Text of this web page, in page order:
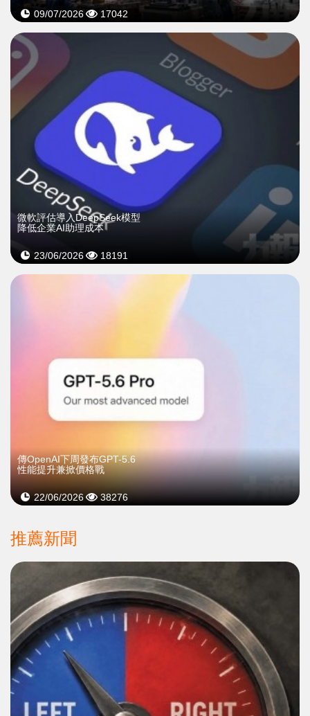
09/07/2026 17042
微軟評估導入DeepSeek模型
降低企業AI助理成本
23/06/2026 18191
傳OpenAI下周發布GPT-5.6
性能提升兼掀價格戰
22/06/2026 38276
推薦新聞